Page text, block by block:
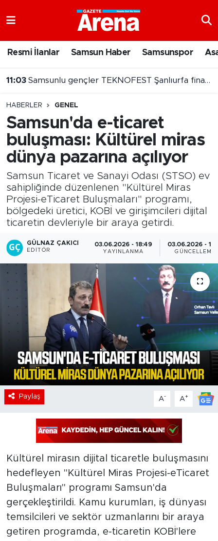
Resmi İlanlar Samsun Haber Samsunspor
10:55 Philip Morris grubu sigaralara zam geldi
HABERLER GENEL
Samsun'da e-ticaret
buluşması: Kültürel miras
dünya pazarına açılıyor
Samsun Ticaret ve Sanayi Odası (STSO) ev
sahipliğinde düzenlenen "Kültürel Miras
Projesi-eTicaret Buluşmaları" programı,
bölgedeki üretici, KOBİ ve girişimcileri dijital
ticaretin devleriyle bir araya getirdi.
GÜLNAZ ÇAKICI
EDITÖR
03.06.2026 - 18:49
YAYINLANMA
03.06.2026 -
GÜNCELLEME
Paylaş A- A+
Kültürel mirasın dijital ticaretle buluşmasını
hedefleyen "Kültürel Miras Projesi-eTicaret
Buluşmaları" programı Samsun'da
gerçekleştirildi. Kamu kurumları, iş dünyası
temsilcileri ve sektör uzmanlarını bir araya
getiren programda, e-ticaretin KOBİ'lere
Samsun Namaz Vakitleri
Süper Lig Puan Durumu ve Fikstür
Tüm Manşetler
Son Dakika Haberleri
Haber Arşivi